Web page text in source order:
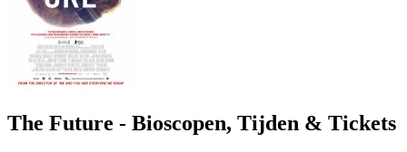
The Future - Bioscopen, Tijden & Tickets